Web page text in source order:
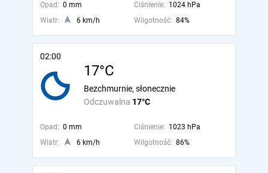
Opad: 0 mm Ciśnienie: 1024 hPa
Wiatr:
6 km/h Wilgotność: 84%
02:00
17°C
Odczuwalna 17°C
Bezchmurnie, słonecznie
Opad: 0 mm Ciśnienie: 1023 hPa
Wiatr:
6 km/h Wilgotność: 86%